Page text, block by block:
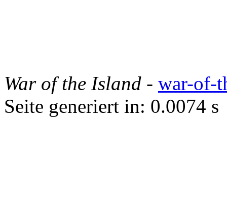
War of the Island - war-of-
Seite generiert in: 0.0074 s